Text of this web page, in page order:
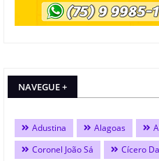
NAVEGUE +
Adustina Alagoas
Coronel João Sá
Cícero